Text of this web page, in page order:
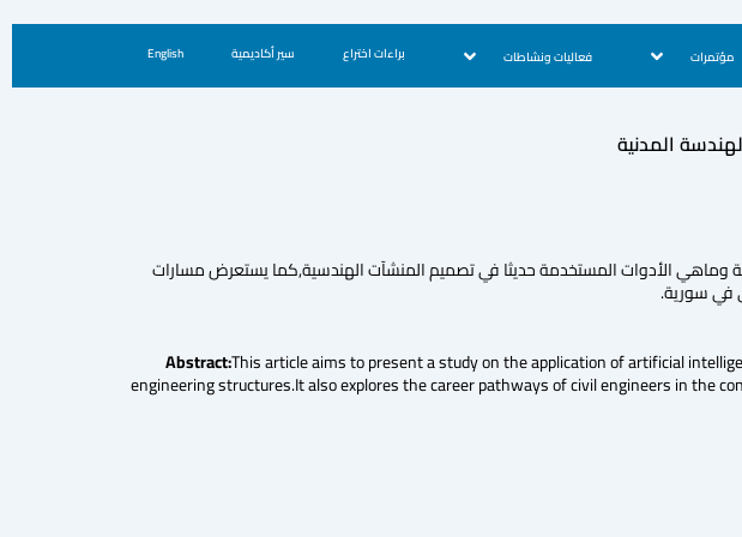
مؤتمرات فعاليات ونشاطات براءات اختراع سير أكاديمية English
المدنية
وماهي الأدوات المستخدمة حديثا في تصميم المنشآت الهندسية,كما يستعرض مسارات
في سورية.
This article aims to present a study on the application of artificial
engineering structures.It also explores the career pathways of civil engineers in the